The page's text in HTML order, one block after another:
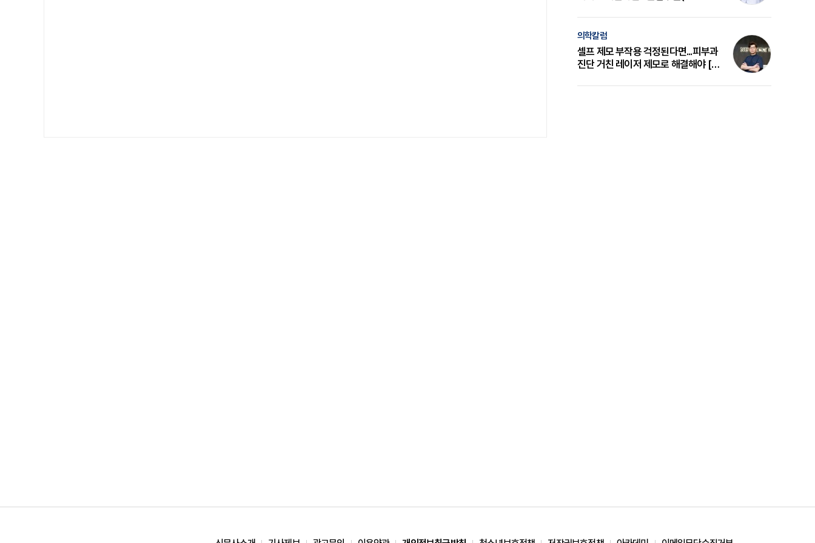
의학칼럼
셀프 제모 부작용 걱정된다면...피부과
진단 거친 레이저 제모로 해결해야 [변